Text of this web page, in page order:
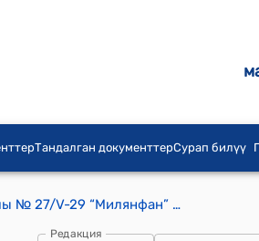
Тандалган документтерСурап билүү
Ак-Кудук айылдык кеңешинин 2025-жылдын 7-февралы № 27/V-29 “Милянфан” сугат суу колдонуучулар ассоциациясынын карызын төлөө жөнүндө" токтому
Редакция